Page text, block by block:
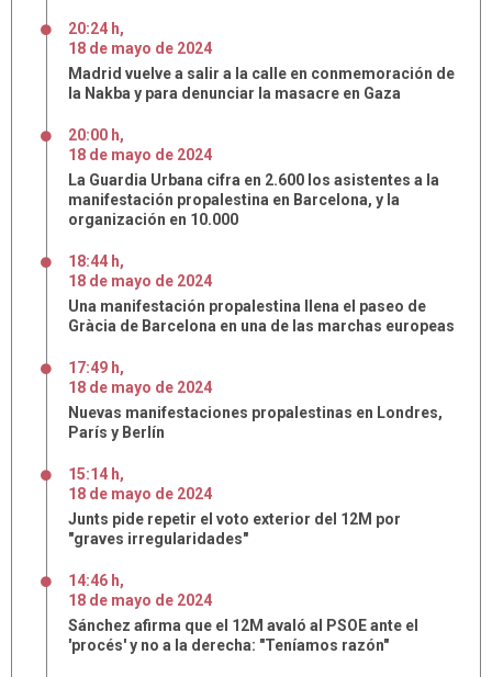
20:24 h,
18 de mayo de 2024
Madrid vuelve a salir a la calle en conmemoración de
la Nakba y para denunciar la masacre en Gaza
20:00 h,
18 de mayo de 2024
La Guardia Urbana cifra en 2.600 los asistentes a la
manifestación propalestina en Barcelona, y la
organización en 10.000
18:44 h,
18 de mayo de 2024
Una manifestación propalestina llena el paseo de
Gràcia de Barcelona en una de las marchas europeas
17:49 h,
18 de mayo de 2024
Nuevas manifestaciones propalestinas en Londres,
París y Berlín
15:14 h,
18 de mayo de 2024
Junts pide repetir el voto exterior del 12M por
"graves irregularidades"
14:46 h,
18 de mayo de 2024
Sánchez afirma que el 12M avaló al PSOE ante el
'procés' y no a la derecha: "Teníamos razón"